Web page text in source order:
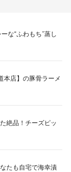
な“ふわもち”蒸し
本店】の豚骨ラーメ
絶品！チーズピッ
たも自宅で海幸漬